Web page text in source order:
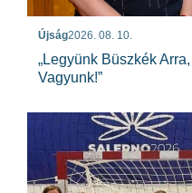
Újság2026. 08. 10.
„Legyünk Büszkék
Vagyunk!”